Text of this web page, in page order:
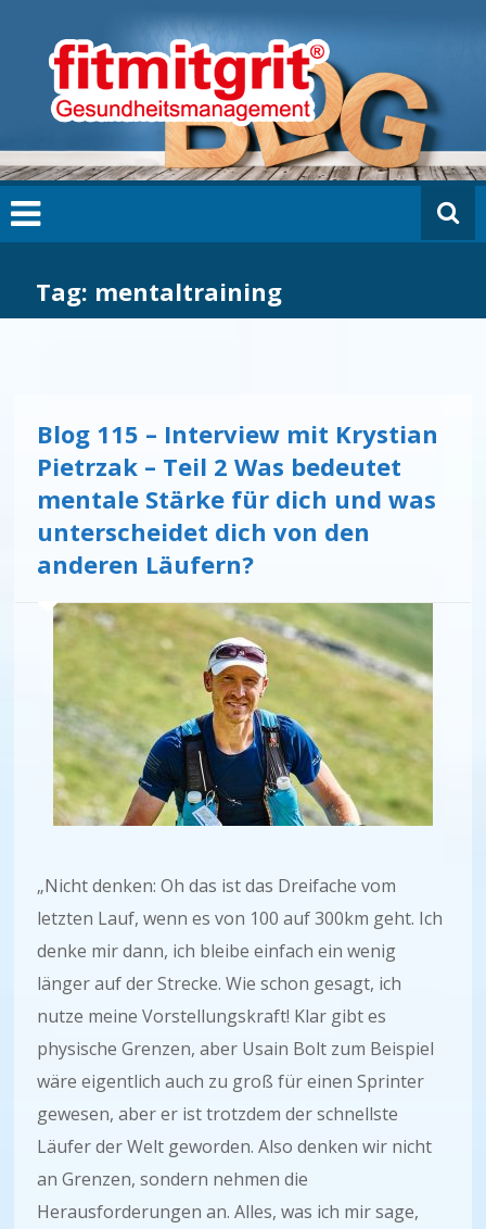
springen
fi
m
it
g
ri
t
L
Tag: mentaltraining
Blog 115 – Interview mit Krystian
Pietrzak – Teil 2 Was bedeutet
mentale Stärke für dich und was
unterscheidet dich von den
anderen Läufern?
„Nicht denken: Oh das ist das Dreifache vom
letzten Lauf, wenn es von 100 auf 300km geht. Ich
denke mir dann, ich bleibe einfach ein wenig
länger auf der Strecke. Wie schon gesagt, ich
nutze meine Vorstellungskraft! Klar gibt es
physische Grenzen, aber Usain Bolt zum Beispiel
wäre eigentlich auch zu groß für einen Sprinter
gewesen, aber er ist trotzdem der schnellste
Läufer der Welt geworden. Also denken wir nicht
an Grenzen, sondern nehmen die
Herausforderungen an. Alles, was ich mir sage,